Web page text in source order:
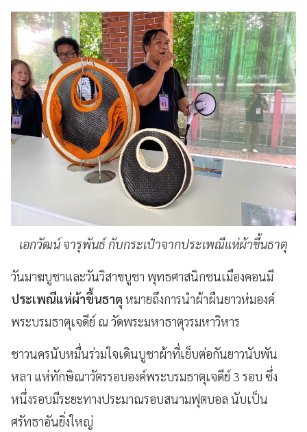
เอกวัฒน์ จารุพันธ์ กับกระเป๋าจากประเพณีแห่ผ้าขึ้นธาตุ
วันมาฆบูชาและวันวิสาขบูชา พุทธศาสนิกชนเมืองคอนมี
ประเพณีแห่ผ้าขึ้นธาตุ หมายถึงการนำผ้าผืนยาวห่มองค์
พระบรมธาตุเจดีย์ ณ วัดพระมหาธาตุวรมหาวิหาร
ชาวนครนับหมื่นร่วมใจเดินบูชาผ้าที่เย็บต่อกันยาวนับพัน
หลา แห่ทักษิณาวัตรรอบองค์พระบรมธาตุเจดีย์ 3 รอบ ซึ่ง
หนึ่งรอบมีระยะทางประมาณรอบสนามฟุตบอล นับเป็น
ศรัทธาอันยิ่งใหญ่